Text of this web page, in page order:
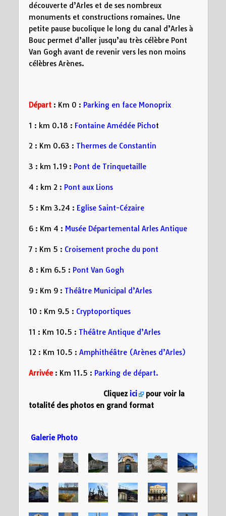
découverte d’Arles et de ses nombreux
monuments et constructions romaines. Une
petite pause bucolique le long du canal d’Arles à
Bouc permet d’aller jusqu’au très célèbre Pont
Van Gogh avant de revenir vers les non moins
célèbres Arènes.
Départ : Km 0 : Parking en face Monoprix
1 : km 0.18 : Fontaine Amédée Pichot
2 : Km 0.63 : Thermes de Constantin
3 : km 1.19 : Pont de Trinquetaille
4 : km 2 : Pont aux Lions
5 : Km 3.24 : Eglise Saint-Cézaire
6 : Km 4 : Musée Départemental Arles Antique
7 : Km 5 : Croisement proche du pont
8 : Km 6.5 : Pont Van Gogh
9 : Km 9 : Théâtre Municipal d’Arles
10 : Km 9.5 : Cryptoportiques
11 : Km 10.5 : Théâtre Antique d’Arles
12 : Km 10.5 : Amphithéâtre (Arènes d’Arles)
Arrivée: Km 11.5 : Parking de départ.
Cliquezici
pour voir la
totalité des photos en grand format
Galerie Photo